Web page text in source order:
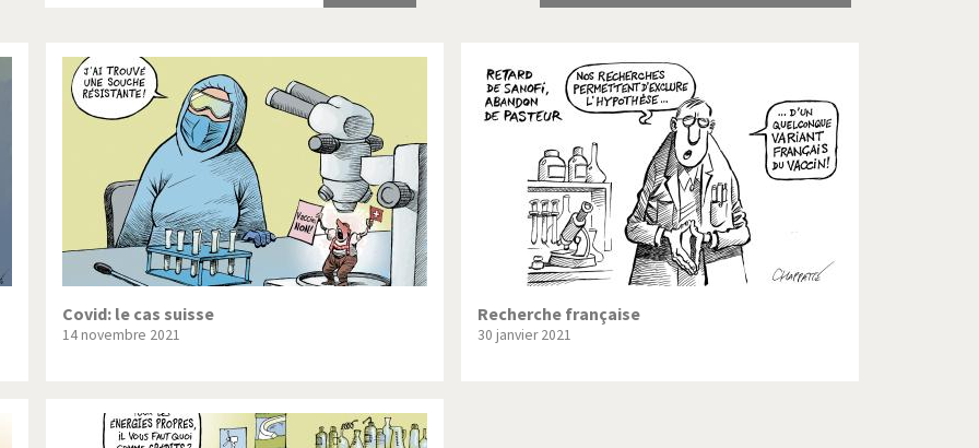
en Italie Birmanie Brexitland
ou pas très? Chère énergie! Crise grecque
arabe à l'hiver Election présidentielle US Guerre en Syrie
Palestine L'Amérique et les armes L'Iran tremble
du Nord: guerre ou paix? La finance et ses crises La France en marche
Le boson de Higgs
suisse en Libye Pakistan incertain
Covid: le cas suisse
14 novembre 2021
Recherche française
30 janvier 2021